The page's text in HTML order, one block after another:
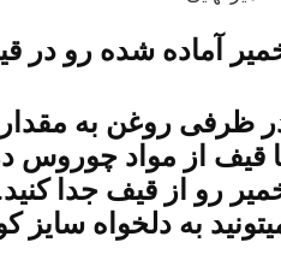
آماده شده رو در
ظرفی روغن به
قیف از مواد چوروس
به دلخواه